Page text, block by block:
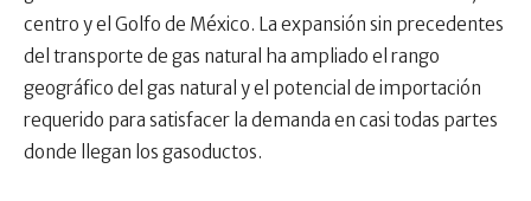
centro y el Golfo de México. La expansión sin precedentes
del transporte de gas natural ha ampliado el rango
geográfico del gas natural y el potencial de importación
requerido para satisfacer la demanda en casi todas partes
donde llegan los gasoductos.